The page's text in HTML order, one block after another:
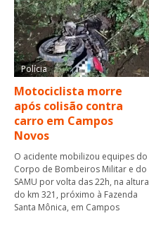
Polícia
Motociclista morre
após colisão contra
carro em Campos
Novos
O acidente mobilizou equipes do
Corpo de Bombeiros Militar e do
SAMU por volta das 22h, na altura
do km 321, próximo à Fazenda
Santa Mônica, em Campos